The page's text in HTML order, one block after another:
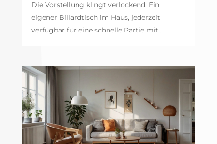
Die Vorstellung klingt verlockend: Ein
eigener Billardtisch im Haus, jederzeit
verfügbar für eine schnelle Partie mit...